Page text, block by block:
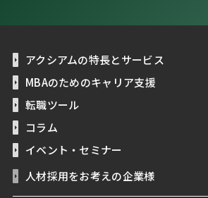
アクシアムの特長とサービス
MBAのためのキャリア支援
転職ツール
コラム
イベント・セミナー
人材採用をお考えの企業様